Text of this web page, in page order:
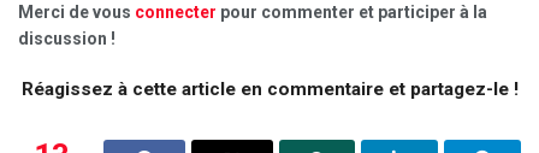
Merci de vous connecter pour commenter et participer à la
discussion !
Réagissez à cette article en commentaire et partagez-le !